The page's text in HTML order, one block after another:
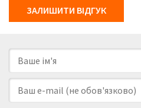
ЗАЛИШИТИ ВІДГУК